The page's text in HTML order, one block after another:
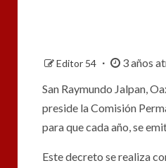
Editor 54 3 años
San Raymundo Jalpan,
preside la Comisión
para que cada año, se
Este decreto se realiza